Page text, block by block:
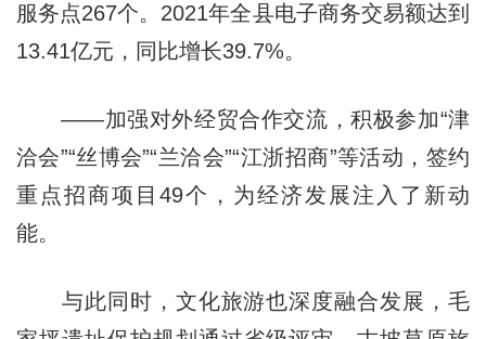
服务点267个。2021年全县电子商务交易额达到
13.41亿元，同比增长39.7%。
——加强对外经贸合作交流，积极参加“津
洽会”“丝博会”“兰洽会”“江浙招商”等活动，签约
重点招商项目49个，为经济发展注入了新动
能。
与此同时，文化旅游也深度融合发展，毛